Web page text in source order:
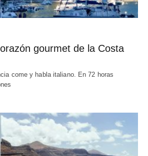
gourmet de la Costa
come y habla italiano. En 72 horas